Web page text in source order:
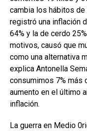
cambia los hábitos
registró una inflación
64% y la de cerdo
motivos, causó que
como una alternativa
explica Antonella
consumimos 7% más
aumento en el último
inflación.
La guerra en Medio